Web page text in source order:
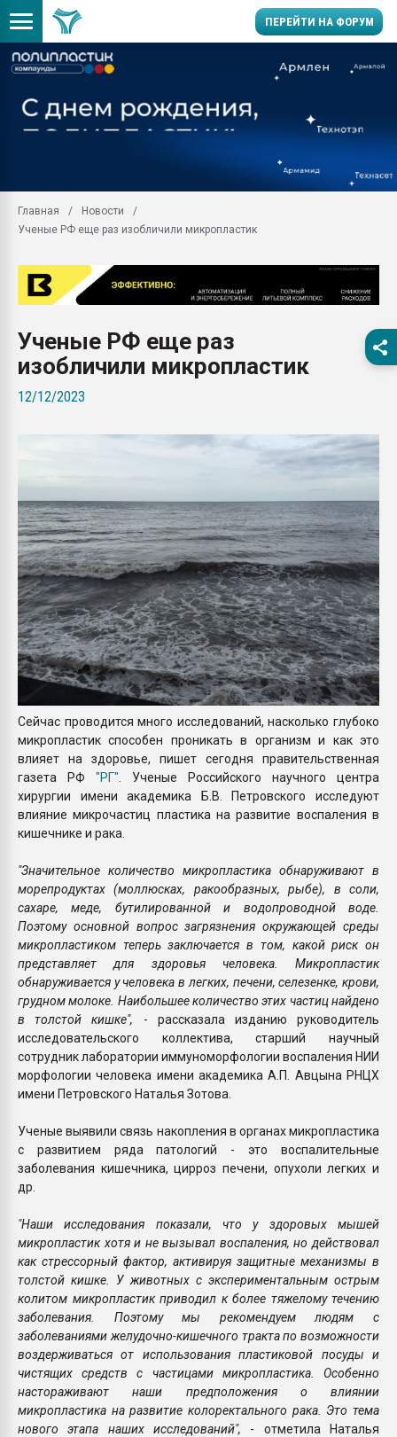
ПЕРЕЙТИ НА ФОРУМ
Вакуум-формовочные
ближайшее
28.07.2026
Всё, что касается
бутылок
Материал
вакуумного
ПЕРЕЙТИ НА
Главная
Новости
Ученые РФ еще раз изобличили микропластик
Ученые РФ еще раз
изобличили микропластик
12/12/2023
Сейчас проводится много исследований, насколько глубоко
микропластик способен проникать в организм и как это
влияет на здоровье, пишет сегодня правительственная
газета РФ "РГ" . Ученые Российского научного центра
хирургии имени академика Б.В. Петровского исследуют
влияние микрочастиц пластика на развитие воспаления в
кишечнике и рака.
"Значительное количество микропластика обнаруживают в
морепродуктах (моллюсках, ракообразных, рыбе), в соли,
сахаре, меде, бутилированной и водопроводной воде.
Поэтому основной вопрос загрязнения окружающей среды
микропластиком теперь заключается в том, какой риск он
представляет для здоровья человека. Микропластик
обнаруживается у человека в легких, печени, селезенке, крови,
грудном молоке. Наибольшее количество этих частиц найдено
в толстой кишке", - рассказала изданию руководитель
исследовательского коллектива, старший научный
сотрудник лаборатории иммуноморфологии воспаления НИИ
морфологии человека имени академика А.П. Авцына РНЦХ
имени Петровского Наталья Зотова.
Ученые выявили связь накопления в органах микропластика
с развитием ряда патологий - это воспалительные
заболевания кишечника, цирроз печени, опухоли легких и
др.
"Наши исследования показали, что у здоровых мышей
микропластик хотя и не вызывал воспаления, но действовал
как стрессорный фактор, активируя защитные механизмы в
толстой кишке. У животных с экспериментальным острым
колитом микропластик приводил к более тяжелому течению
заболевания. Поэтому мы рекомендуем людям с
заболеваниями желудочно-кишечного тракта по возможности
воздерживаться от использования пластиковой посуды и
чистящих средств с частицами микропластика. Особенно
настораживают наши предположения о влиянии
микропластика на развитие колоректального рака. Это тема
нового этапа наших исследований", - отметила Наталья